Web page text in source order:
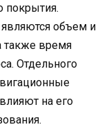
покрытия.
объем и
также время
Отдельного
на его